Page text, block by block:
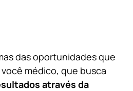
das oportunidades que
médico, que busca
através da